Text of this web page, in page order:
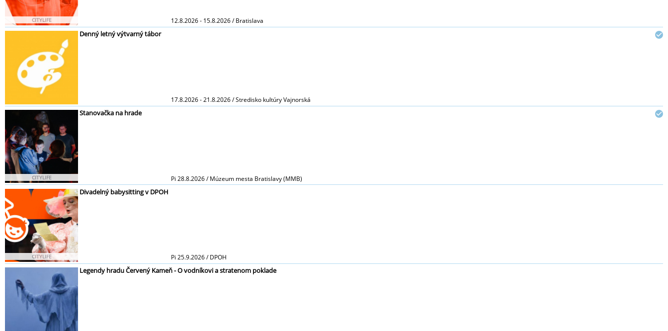
CITYLIFE 12.8.2026 - 15.8.2026 / Bratislava
Denný letný výtvarný tábor
17.8.2026 - 21.8.2026 / Stredisko kultúry Vajnorská
CITYLIFE
Stanovačka na hrade
Pi 28.8.2026 / Múzeum mesta Bratislavy (MMB)
CITYLIFE
Divadelný babysitting v DPOH
Pi 25.9.2026 / DPOH
Legendy hradu Červený Kameň - O vodníkovi a stratenom poklade